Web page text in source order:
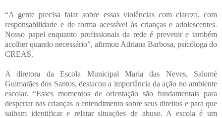
“A gente precisa falar sobre essas violências com clareza, com
responsabilidade e de forma acessível às crianças e adolescentes.
Nosso papel enquanto profissionais da rede é prevenir e também
acolher quando necessário”, afirmou Adriana Barbosa, psicóloga do
CREAS.
A diretora da Escola Municipal Maria das Neves, Salomé
Guimarães dos Santos, destacou a importância da ação no ambiente
escolar. “Esses momentos de orientação são fundamentais para
despertar nas crianças o entendimento sobre seus direitos e para que
saibam identificar e relatar situações de abuso. A escola é um